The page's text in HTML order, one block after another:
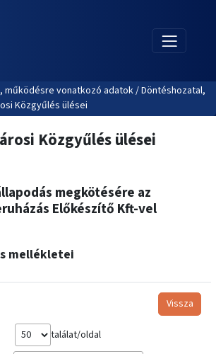
működésre vonatkozó adatok / Döntéshozatal,
Közgyűlés ülései
Közgyűlés ülései
megkötésére az
Előkészítő Kft-vel
mellékletei
Vissza
találat/oldal